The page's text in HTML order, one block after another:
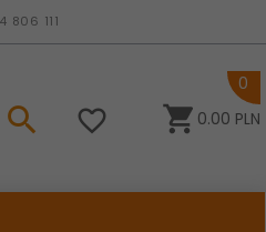
806 111
0.00 PLN
0